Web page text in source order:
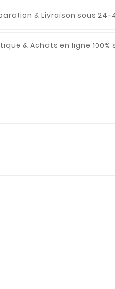
& Livraison sous 24-
& Achats en ligne 100%